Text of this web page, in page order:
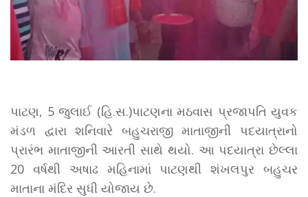
પાટણ, 5 જુલાઈ (હિ.સ.)પાટણના મઠવાસ પ્રજાપતિ યુવક
મંડળ દ્વારા શનિવારે બહુચરાજી માતાજીની પદયાત્રાનો
પ્રારંભ માતાજીની આરતી સાથે થયો. આ પદયાત્રા છેલ્લા
20 વર્ષથી અષાઢ મહિનામાં પાટણથી શંખલપુર બહુચર
માતાના મંદિર સુધી યોજાય છે.